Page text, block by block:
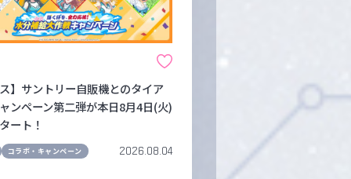
】サントリー自販機とのタイア
ンペーン第二弾が本日8月4日(火)
ート！
コラボ・キャンペーン 2026.08.04